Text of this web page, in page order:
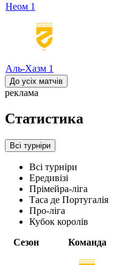
Неом 1
Аль-Хазм 1
До усіх матчів
реклама
Статистика
Всі турніри
Всі турніри
Ередивізі
Прімейра-ліга
Таса де Португалія
Про-ліга
Кубок королів
Сезон
Команда